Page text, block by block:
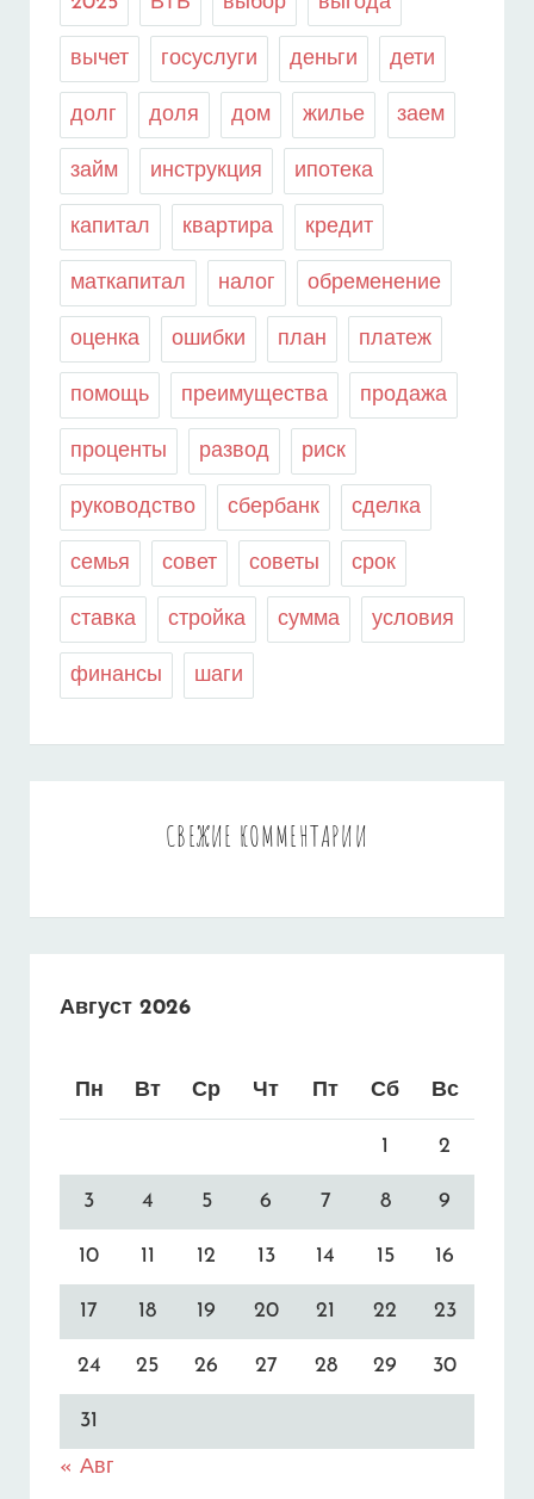
вычет госуслуги деньги дети
долг доля дом жилье заем
займ инструкция ипотека
капитал квартира кредит
маткапитал налог обременение
оценка ошибки план платеж
помощь преимущества продажа
проценты развод риск
руководство сбербанк сделка
семья совет советы срок
ставка стройка сумма условия
финансы шаги
СВЕЖИЕ КОММЕНТАРИИ
Август 2026
Пн Вт Ср Чт Пт Сб Вс
1 2
3 4 5 6 7 8 9
10 11 12 13 14 15 16
17 18 19 20 21 22 23
24 25 26 27 28 29 30
31
« Авг